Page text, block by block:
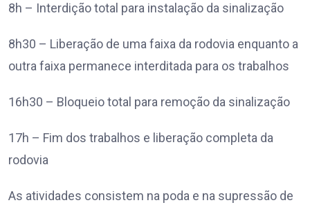
8h – Interdição total para instalação da sinalização
8h30 – Liberação de uma faixa da rodovia enquanto a
outra faixa permanece interditada para os trabalhos
16h30 – Bloqueio total para remoção da sinalização
17h – Fim dos trabalhos e liberação completa da
rodovia
As atividades consistem na poda e na supressão de